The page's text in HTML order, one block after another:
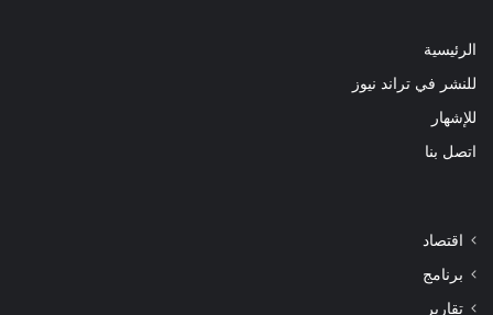
الرئيسية
للنشر في تراند نيوز
للإشهار
اتصل بنا
اقتصاد
برنامج
تقارير